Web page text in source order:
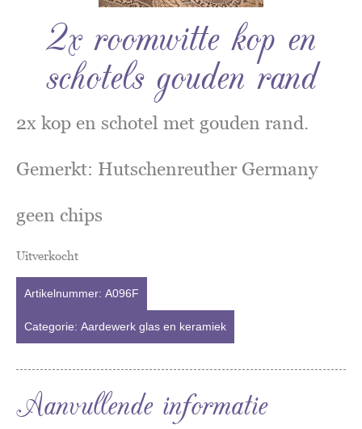
2x roomwitte kop en
schotels gouden rand
2x kop en schotel met gouden rand.
Gemerkt: Hutschenreuther Germany
geen chips
Uitverkocht
Artikelnummer: A096F
Categorie: Aardewerk glas en keramiek
Aanvullende informatie